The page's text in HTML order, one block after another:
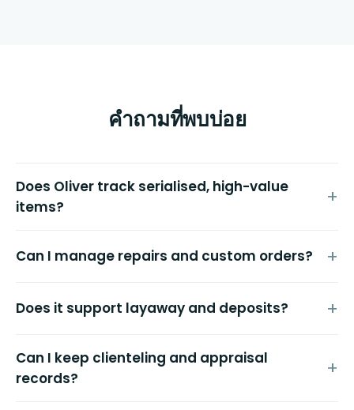
คำถามที่พบบ่อย
Does Oliver track serialised, high-value
items?
Can I manage repairs and custom orders?
Does it support layaway and deposits?
Can I keep clienteling and appraisal
records?